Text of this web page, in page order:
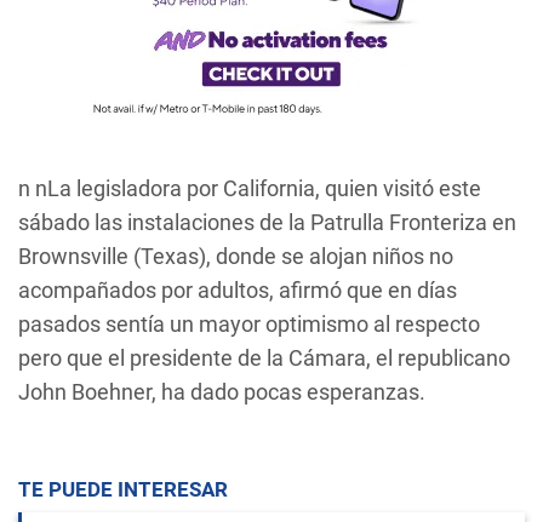
n nLa legisladora por California, quien visitó este
sábado las instalaciones de la Patrulla Fronteriza en
Brownsville (Texas), donde se alojan niños no
acompañados por adultos, afirmó que en días
pasados sentía un mayor optimismo al respecto
pero que el presidente de la Cámara, el republicano
John Boehner, ha dado pocas esperanzas.
TE PUEDE INTERESAR